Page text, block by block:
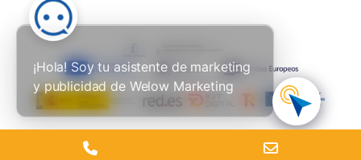
¡Hola! Soy tu asistente de marketing
y publicidad de Welow Marketing